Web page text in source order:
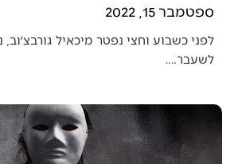
ספטמבר 15, 2022
לפני כשבוע וחצי נפטר מיכאיל
לשעבר.…